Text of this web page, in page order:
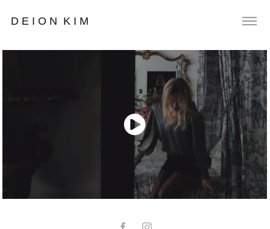
D E I O N  K I M